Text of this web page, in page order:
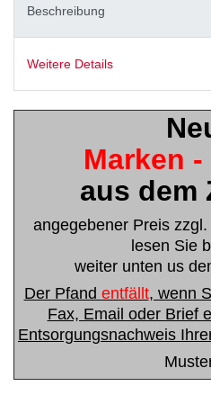
Beschreibung
Weitere Details
Marken
aus dem
angegebener Preis
lesen Sie
weiter unten us
Der Pfand entfällt, wenn
Fax, Email oder Brief
Entsorgungsnachweis